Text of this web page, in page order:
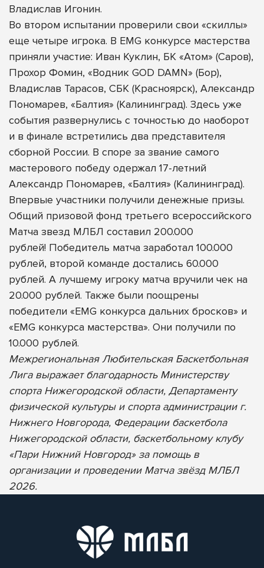
Владислав Игонин.
Во втором испытании проверили свои «скиллы»
еще четыре игрока. В EMG конкурсе мастерства
приняли участие: Иван Куклин, БК «Атом» (Саров),
Прохор Фомин, «Водник GOD DAMN» (Бор),
Владислав Тарасов, СБК (Красноярск), Александр
Пономарев, «Балтия» (Калининград). Здесь уже
события развернулись с точностью до наоборот
и в финале встретились два представителя
сборной России. В споре за звание самого
мастерового победу одержал 17-летний
Александр Пономарев, «Балтия» (Калининград).
Впервые участники получили денежные призы.
Общий призовой фонд третьего всероссийского
Матча звезд МЛБЛ составил 200.000
рублей! Победитель матча заработал 100.000
рублей, второй команде достались 60.000
рублей. А лучшему игроку матча вручили чек на
20.000 рублей. Также были поощрены
победители «EMG конкурса дальних бросков» и
«EMG конкурса мастерства». Они получили по
10.000 рублей.
Межрегиональная Любительская Баскетбольная
Лига выражает благодарность Министерству
спорта Нижегородской области, Департаменту
физической культуры и спорта администрации г.
Нижнего Новгорода, Федерации баскетбола
Нижегородской области, баскетбольному клубу
«Пари Нижний Новгород» за помощь в
организации и проведении Матча звёзд МЛБЛ
2026.